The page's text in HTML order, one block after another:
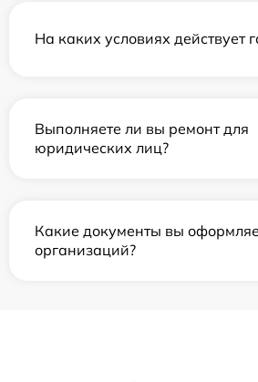
На каких условиях действует
Выполняете ли вы ремонт для
юридических лиц?
Какие документы вы
организаций?